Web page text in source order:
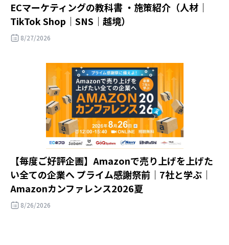
ECマーケティングの教科書 ・施策紹介（人材｜
TikTok Shop｜SNS｜越境）
8/27/2026
【毎度ご好評企画】Amazonで売り上げを上げた
い全ての企業へ プライム感謝祭前｜7社と学ぶ｜
Amazonカンファレンス2026夏
8/26/2026